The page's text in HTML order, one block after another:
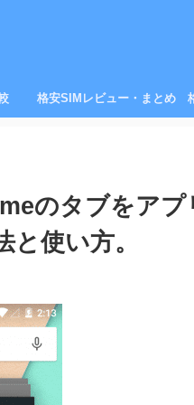
格安SIMレビュー・まとめ
のタブをアプ
使い方。